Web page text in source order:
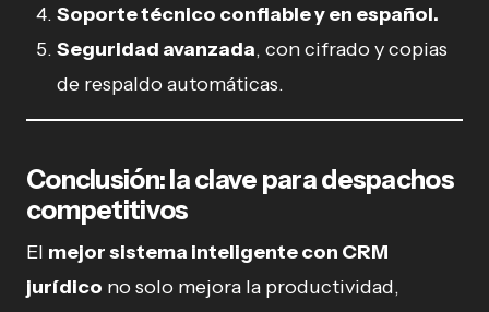
Soporte técnico confiable y en español.
Seguridad avanzada, con cifrado y copias
de respaldo automáticas.
Conclusión: la clave para despachos
competitivos
El mejor sistema inteligente con CRM
jurídico no solo mejora la productividad,